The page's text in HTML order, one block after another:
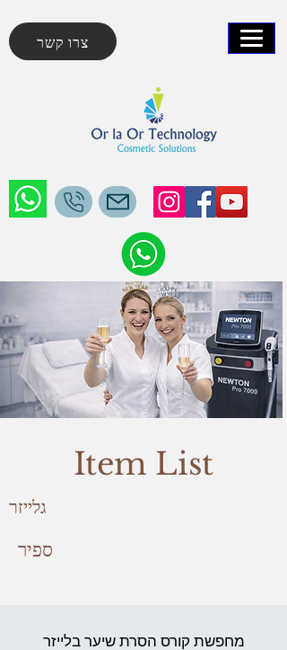
צרו קשר
Item List
גלייזר
ספיר
מחפשת קורס הסרת שיער בלייזר